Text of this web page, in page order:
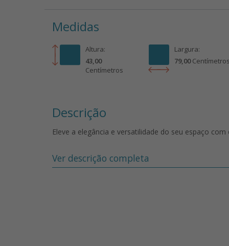
Medidas
Altura:
43,00
Centímetros
Largura:
79,00 Centímetros
Descrição
Eleve a elegância e versatilidade do seu espaço
A combinação de estofamento de qualidade e uma
uma estética contemporânea e durabilidade
Maximize o potencial do seu ambiente com o Puff/
design contemporâneo, funcionalidade e
Ver descrição completa